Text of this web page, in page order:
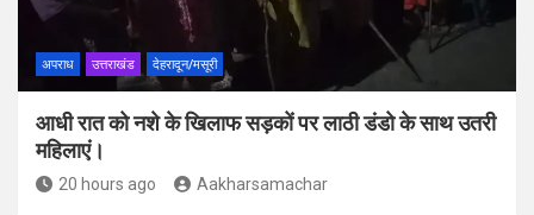
अपराध उत्तराखंड देहरादून/मसूरी
आधी रात को नशे के खिलाफ सड़कों पर लाठी डंडो के साथ उतरी
महिलाएं।
20 hours ago Aakharsamachar